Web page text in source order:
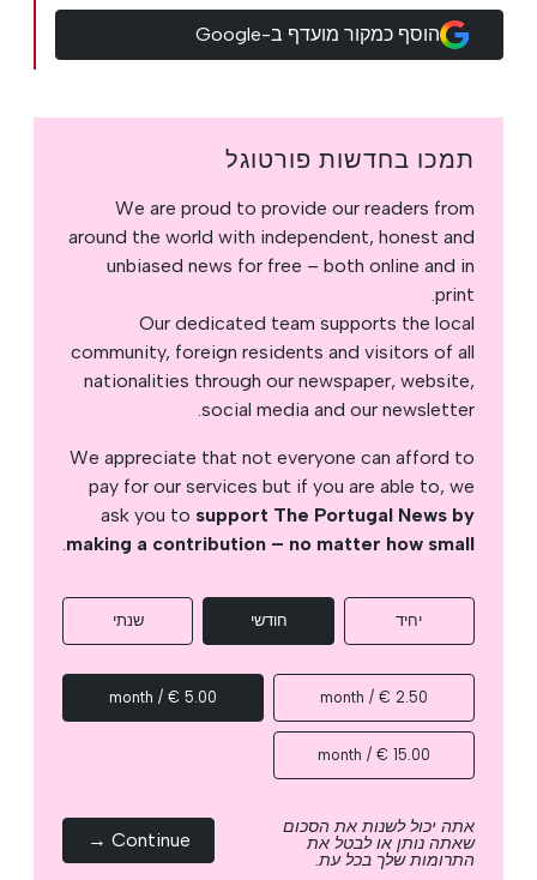
הוסף כמקור מועדף ב-Google
תמכו בחדשות פורטוגל
We are proud to provide our readers from
around the world with independent, honest and
unbiased news for free – both online and in
print.
Our dedicated team supports the local
community, foreign residents and visitors of all
nationalities through our newspaper, website,
social media and our newsletter.
We appreciate that not everyone can afford to
pay for our services but if you are able to, we
ask you to support The Portugal News by
making a contribution – no matter how small
.
יחיד חודשי שנתי
2.50 € / month
5.00 € / month
15.00 € / month
אתה יכול לשנות את הסכום
שאתה נותן או לבטל את
התרומות שלך בכל עת.
Continue →